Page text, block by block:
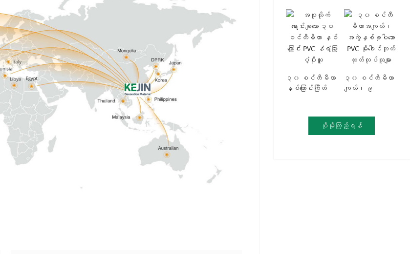
ထုတ်လုပ်
ထားသည်။
များ ထုတ်လုပ်သူမှ
တိုက်ရိုက်
ရောင်းချ၊ အကောင်း
ဆုံးစျေးနှုန်းများ၊
နေထိုင်ခန်းများ၊
ဘယ်လ်ကနီများ
နှင့် ဆိုင်အတွင်း
ပိုင်းများအတွက်
အမိုးခင်းပြား၊
ရေစိုခံ၊
အလေးချိန်သက်သာ
သော ပြားများ
၃၀ စင်တီမီတာ
နှစ်ကြောင်းကြိတ်
များ၊ တရုတ်
၃၀ စင်တီမီတာ
ကျယ်၊ ၉
အကွက်နှစ်ခုပါ
သော PVC မိုးခေါင်
ပိုမိုကြည့်ရန်